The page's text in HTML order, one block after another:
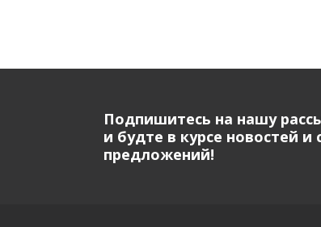
Подпишитесь на нашу
и будте в курсе новостей и
предложений!